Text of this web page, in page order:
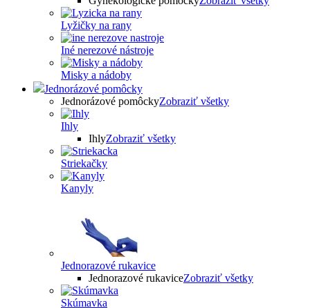
Lyžičky na rany
Iné nerezové nástroje
Misky a nádoby
Jednorázové pomôcky
Jednorázové pomôckyZobraziť všetky
Ihly
IhlyZobraziť všetky
Striekačky
Kanyly
Jednorazové rukavice
Jednorazové rukaviceZobraziť všetky
Skúmavka